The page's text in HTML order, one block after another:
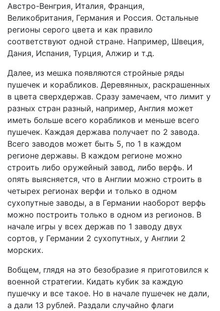
Австро-Венгрия, Италия, Франция,
Великобритания, Германия и Россия. Остальные
регионы серого цвета и как правило
соответствуют одной стране. Например, Швеция,
Дания, Испания, Турция, Алжир и т.д.
Далее, из мешка появляются стройные ряды
пушечек и корабликов. Деревянных, раскрашенных
в цвета сверхдержав. Сразу замечаем, что лимит у
разных стран разный, например, Англия может
иметь больше всего корабликов и меньше всего
пушечек. Каждая держава получает по 2 завода.
Всего заводов может быть 5, по 1 в каждом
регионе державы. В каждом регионе можно
строить либо оружейный завод, либо верфь. И
опять выясняется, что в Англии можно строить в
четырех регионах верфи и только в одном
сухопутные заводы, а в Германии наоборот верфь
можно построить только в одном из регионов. В
начале игры у всех держав по 1 заводу двух
сортов, у Германии 2 сухопутных, у Англии 2
морских.
Вобщем, глядя на это безобразие я приготовился к
военной стратегии. Кидать кубик за каждую
пушечку и все такое. Но в начале пушечек не дали,
а дали 13 рублей. Раздали случайно флаги